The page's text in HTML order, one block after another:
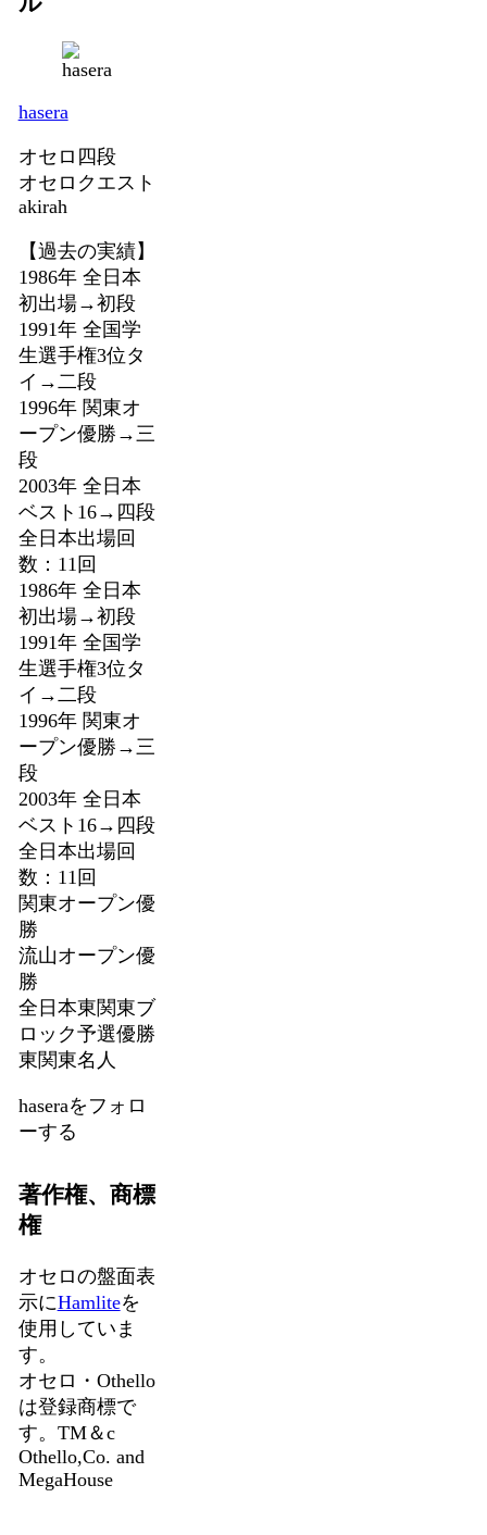
hasera
オセロ四段
オセロクエスト
akirah
【過去の実績】
1986年 全日本
初出場→初段
1991年 全国学
生選手権3位タ
イ→二段
1996年 関東オ
ープン優勝→三
段
2003年 全日本
ベスト16→四段
全日本出場回
数：11回
1986年 全日本
初出場→初段
1991年 全国学
生選手権3位タ
イ→二段
1996年 関東オ
ープン優勝→三
段
2003年 全日本
ベスト16→四段
全日本出場回
数：11回
関東オープン優
勝
流山オープン優
勝
全日本東関東ブ
ロック予選優勝
東関東名人
haseraをフォロ
ーする
著作権、商標
権
オセロの盤面表
示にHamliteを
使用していま
す。
オセロ・Othello
は登録商標で
す。TM＆c
Othello,Co. and
MegaHouse